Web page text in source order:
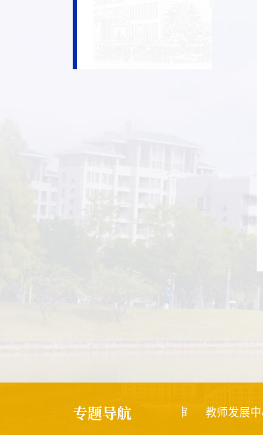
专题导航
创新强校 项目评审 教师发展中心